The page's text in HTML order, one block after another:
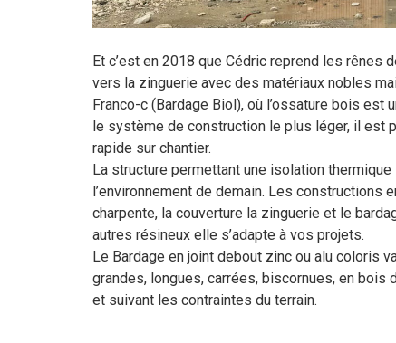
Et c’est en 2018 que Cédric reprend les rênes
vers la zinguerie avec des matériaux nobles
Franco-c (Bardage Biol), où l’ossature bois
le système de construction le plus léger, il est
rapide sur chantier.
La structure permettant une isolation
l’environnement de demain. Les
charpente, la couverture la zinguerie et le
autres résineux elle s’adapte à vos projets.
Le Bardage en joint debout zinc ou alu coloris
grandes, longues, carrées, biscornues, en
et suivant les contraintes du terrain.